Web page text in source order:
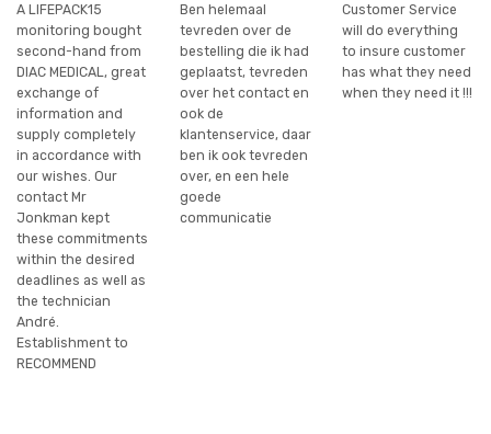
A LIFEPACK15
monitoring bought
second-hand from
DIAC MEDICAL, great
exchange of
information and
supply completely
in accordance with
our wishes. Our
contact Mr
Jonkman kept
these commitments
within the desired
deadlines as well as
the technician
André.
Establishment to
RECOMMEND
Ben helemaal
tevreden over de
bestelling die ik had
geplaatst, tevreden
over het contact en
ook de
klantenservice, daar
ben ik ook tevreden
over, en een hele
goede
communicatie
Customer Service
will do everything
to insure customer
has what they need
when they need it !!!